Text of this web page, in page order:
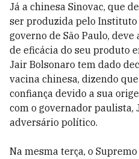
Já a chinesa Sinovac, que
ser produzida pelo Instituto
governo de São Paulo,
de eficácia do seu produto
Jair Bolsonaro tem dado
vacina chinesa, dizendo
confiança devido a sua
com o governador paulista,
adversário político.
Na mesma terça, o